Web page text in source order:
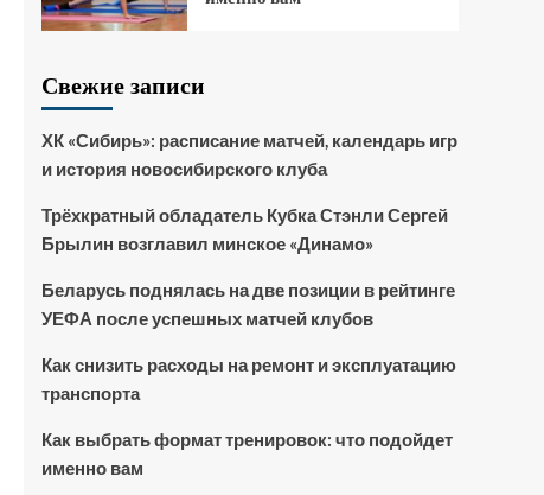
Свежие записи
ХК «Сибирь»: расписание матчей, календарь игр
и история новосибирского клуба
Трёхкратный обладатель Кубка Стэнли Сергей
Брылин возглавил минское «Динамо»
Беларусь поднялась на две позиции в рейтинге
УЕФА после успешных матчей клубов
Как снизить расходы на ремонт и эксплуатацию
транспорта
Как выбрать формат тренировок: что подойдет
именно вам